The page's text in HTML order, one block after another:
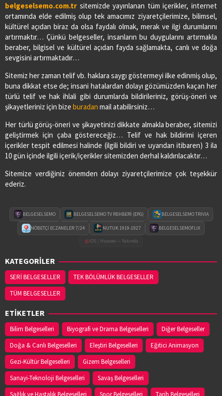
belgeselsemo.com.tr sitemizde yayınlanan tüm içerikler, internet
ortamında elde edilmiş olup tek amacımız ziyaretçilerimize, bilimsel,
kültürel açıdan biraz da olsa faydalı olmak, merak ve ilgi durumlarını
artırmaktır… Çünkü belgeseller, insanların bu duygularını artırmakla
beraber, bilgisel ve kültürel açıdan fayda sağlamakta, canlı ve doğa
sevgisini artırmaktadır…
Sitemiz her zaman telif vb. haklara saygı göstermeyi ilke edinmiş olup,
buna dikkat etse de; insani hatalardan dolayı gözümüzden kaçan her
türlü telif ve hak ihlali gibi durumlarda bildirileriniz, görüş-öneri ve
şikayetleriniz için bize buradan mail atabilirsiniz…
Her türlü görüş-öneri ve şikayetinizi dikkate almakla beraber, sitemizi
geliştirmek için çaba göstereceğiz… Telif ve hak bildirimi içeren
içerikler tespit edilmesi halinde (ilgili bildiri ve uyarıdan itibaren) 3 ila
10 gün içinde ilgili içerik/içerikler sitemizden derhal kaldırılacaktır…
Sitemize verdiğiniz önemden dolayı ziyaretçilerimize çok teşekkür
ederiz.
BELGESELSEMO BELGESELSEMO TV REHBERİ (EPG) BELGESELSEMO TRIVIA
NÖBETÇİ ECZANELER 7/24 NUTUK 1919-1927
BELGESELSEMOFLIX
iOS / Huawei — Yakında
KATEGORİLER
SERİ BELGESELLER
TEK BÖLÜMLÜK BELGESELLER
TÜM BELGESELLER
ETİKETLER
Bilim Belgeselleri Biyografi ve Drama Belgeselleri
Diğer Belgeseller
Doğa & Canlı Belgeselleri
Eleştiri Belgeselleri
Eğitici Animasyon
Gezi-Kültür Belgeselleri
Gizem Belgeselleri
Sanayi-Teknoloji Belgeselleri
Savaş Belgeselleri
Sağlık ve Hastalık Belgeselleri
Spor Belgeselleri Tarih Belgeselleri